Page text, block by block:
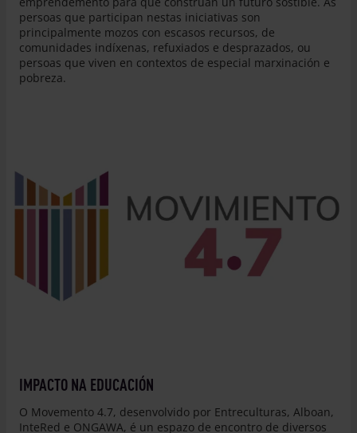
persoas que participan nestas iniciativas son
principalmente mozos con escasos recursos, de
comunidades indíxenas, refuxiados e desprazados, ou
persoas que viven en contextos de especial marxinación e
pobreza.
IMPACTO NA EDUCACIÓN
O Movemento 4.7, desenvolvido por Entreculturas, Alboan,
InteRed e ONGAWA, é un espazo de encontro de diversos